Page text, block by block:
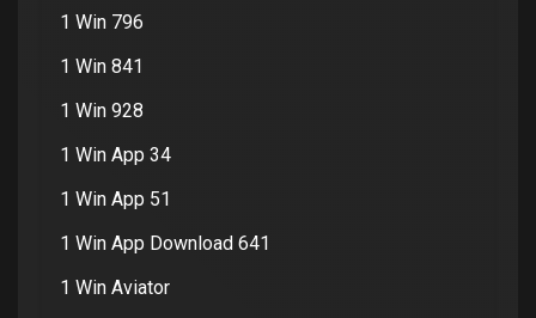
1 Win 796
1 Win 841
1 Win 928
1 Win App 34
1 Win App 51
1 Win App Download 641
1 Win Aviator